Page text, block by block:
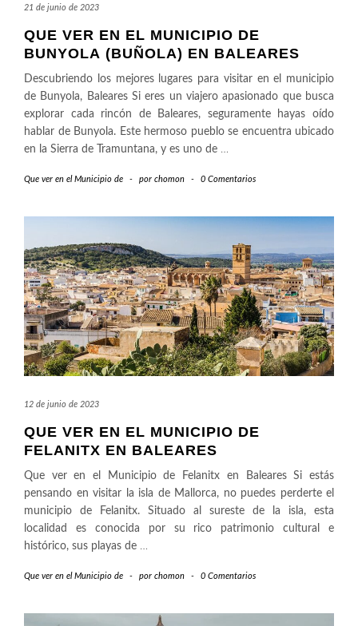
21 de junio de 2023
QUE VER EN EL MUNICIPIO DE
BUNYOLA (BUÑOLA) EN BALEARES
Descubriendo los mejores lugares para visitar en el municipio
de Bunyola, Baleares Si eres un viajero apasionado que busca
explorar cada rincón de Baleares, seguramente hayas oído
hablar de Bunyola. Este hermoso pueblo se encuentra ubicado
en la Sierra de Tramuntana, y es uno de …
Que ver en el Municipio de - por chomon - 0 Comentarios
12 de junio de 2023
QUE VER EN EL MUNICIPIO DE
FELANITX EN BALEARES
Que ver en el Municipio de Felanitx en Baleares Si estás
pensando en visitar la isla de Mallorca, no puedes perderte el
municipio de Felanitx. Situado al sureste de la isla, esta
localidad es conocida por su rico patrimonio cultural e
histórico, sus playas de …
Que ver en el Municipio de - por chomon - 0 Comentarios